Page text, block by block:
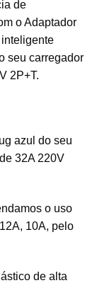
de
o Adaptador
seu carregador
2P+T.
azul do seu
32A 220V
o uso
10A, pelo
de alta